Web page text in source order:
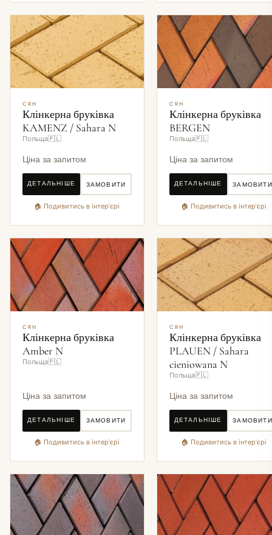
CRH
Клінкерна бруківка
KAMENZ / Sahara N
Польща🇵🇱
Ціна за запитом
ДЕТАЛЬНІШЕ ЗАМОВИТИ
🏠 Подивитись в інтер'єрі
CRH
Клінкерна бруківка
BERGEN
Польща🇵🇱
Ціна за запитом
ДЕТАЛЬНІШЕ ЗАМОВИТИ
🏠 Подивитись в інтер'єрі
CRH
Клінкерна бруківка
Amber N
Польща🇵🇱
Ціна за запитом
ДЕТАЛЬНІШЕ ЗАМОВИТИ
🏠 Подивитись в інтер'єрі
CRH
Клінкерна бруківка
PLAUEN / Sahara
cieniowana N
Польща🇵🇱
Ціна за запитом
ДЕТАЛЬНІШЕ ЗАМОВИТИ
🏠 Подивитись в інтер'єрі